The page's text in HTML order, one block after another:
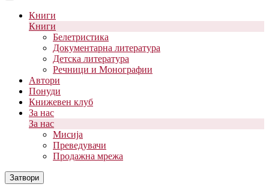
Книги
Книги
Белетристика
Документарна литература
Детска литература
Речници и Монографии
Автори
Понуди
Книжевен клуб
За нас
За нас
Мисија
Преведувачи
Продажна мрежа
Затвори